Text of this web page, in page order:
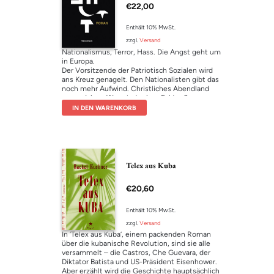
akzeptiert. Gleichzeitig ist die Stadt Impuls für
ihr Schreiben und für die Schöpfung ihrer
fiktiven Doppelgängerin Ö. – die beiden
Erzählebenen, auf mannigfache Weise
miteinander verflochten, spiegeln sich
ineinander. Passagen, die aus einem
Reiseführer stammen könnten, folgen
surrealen Szenen, satirische Momente
wechseln sich mit Zeitungsmeldungen ab. Die
Reise in die Straßen Rio de Janeiros, immer
begleitet von brasilianischen Rhythmen, führt
mitten hinein in die Tiefen der Stadt mit ihren
aufmüpfigen Favelas. Atemberaubend ist die
€22,00
Enthält 10% MwSt.
zzgl. Versand
Nationalismus, Terror, Hass. Die Angst geht um
in Europa.
Der Vorsitzende der Patriotisch Sozialen wird
ans Kreuz genagelt. Den Nationalisten gibt das
noch mehr Aufwind. Christliches Abendland
gegen Islam. Was sind schon Fakten?
Hautnah erleben sie es mit: Frau Klein, die im
Zweiten Weltkrieg ein Kind war. Herr Pribil,
sozialen Medien. Kann uns nur mehr ein neuer
Führer retten?
Freude, schöner Götterfunken …
IN DEN WARENKORB
Telex aus Kuba
€20,60
Enthält 10% MwSt.
zzgl. Versand
In ‘Telex aus Kuba’, einem packenden Roman
über die kubanische Revolution, sind sie alle
versammelt – die Castros, Che Guevara, der
Diktator Batista und US-Präsident Eisenhower.
Aber erzählt wird die Geschichte hauptsächlich